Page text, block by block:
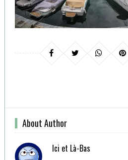
About Author
Ici et Là-Bas